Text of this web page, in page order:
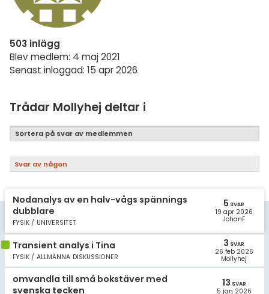
503 inlägg
Blev medlem: 4 maj 2021
Senast inloggad: 15 apr 2026
Trådar Mollyhej deltar i
Sortera på svar av medlemmen
Svar av någon
Nodanalys av en halv-vågs spännings
dubblare
FYSIK / UNIVERSITET
5 SVAR
19 apr 2026
JohanF
Transient analys i Tina
FYSIK / ALLMÄNNA DISKUSSIONER
3 SVAR
26 feb 2026
Mollyhej
omvandla till små bokstäver med
svenska tecken
13 SVAR
5 jan 2026
Engelska
Fler språk
Samhällsorientering
Fler ämnen
Övriga diskussioner
Regler